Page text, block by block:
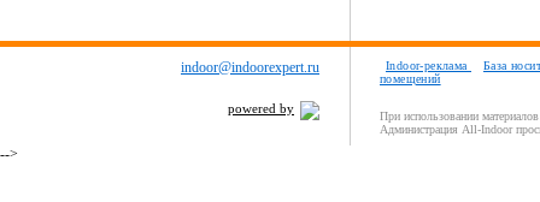
indoor@indoorexpert.ru
powered by
Indoor-реклама
База
помещений
При использовании
Администрация All-Indoor
-->